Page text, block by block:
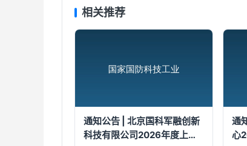
相关推荐
通知公告 | 北京国科军融创新
科技有限公司2026年度上
通
心